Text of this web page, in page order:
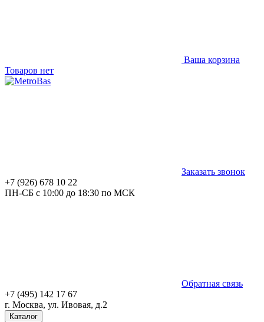
Ваша корзина
Товаров нет
Заказать звонок
+7 (926) 678 10 22
ПН-СБ с 10:00 до 18:30 по МСК
Обратная связь
+7 (495) 142 17 67
г. Москва, ул. Ивовая, д.2
Каталог